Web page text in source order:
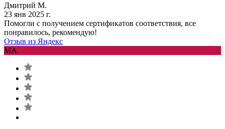
Дмитрий М.
23 янв 2025 г.
Помогли с получением сертификатов соответствия, все
понравилось, рекомендую!
Отзыв из Яндекс
MA